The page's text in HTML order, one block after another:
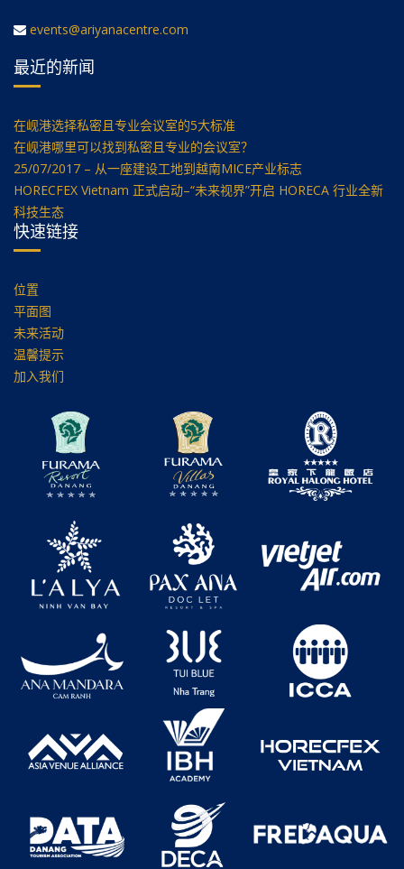
events@ariyanacentre.com
最近的新闻
在岘港选择私密且专业会议室的5大标准
在岘港哪里可以找到私密且专业的会议室？
25/07/2017 – 从一座建设工地到越南MICE产业标志
HORECFEX Vietnam 正式启动–“未来视界”开启 HORECA 行业全新
科技生态
快速链接
位置
平面图
未来活动
温馨提示
加入我们